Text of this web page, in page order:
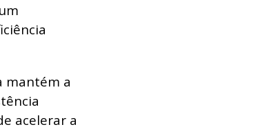
mantém a
acelerar a